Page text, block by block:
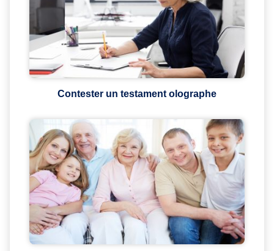
Contester un testament olographe